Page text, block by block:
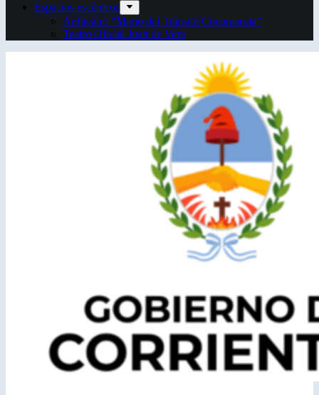
Espacios escénicos
Anfiteatro “Mario del Tránsito Cocomarola”
Teatro Oficial Juan de Vera